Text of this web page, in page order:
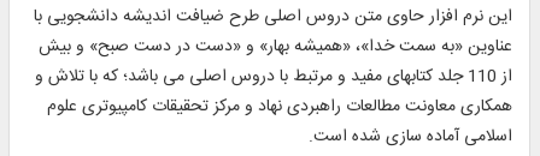
اين نرم افزار حاوى متن دروس اصلى طرح ضيافت انديشه دانشجويى با
عناوين «به سمت خدا»، «هميشه بهار» و «دست در دست صبح» و بيش
از 110 جلد كتابهاى مفيد و مرتبط با دروس اصلى مى باشد؛ كه با تلاش و
همكارى معاونت مطالعات راهبردى نهاد و مركز تحقيقات كامپيوترى علوم
اسلامى آماده سازى شده است.